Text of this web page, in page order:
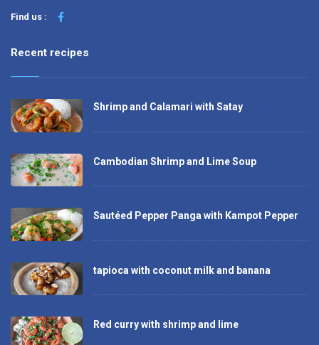
Find us :
Recent recipes
Shrimp and Calamari with Satay
Cambodian Shrimp and Lime Soup
Sautéed Pepper Panga with Kampot Pepper
tapioca with coconut milk and banana
Red curry with shrimp and lime